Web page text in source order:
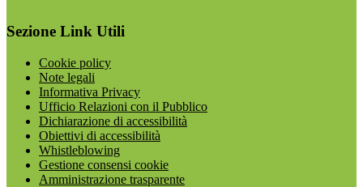
Sezione Link Utili
Cookie policy
Note legali
Informativa Privacy
Ufficio Relazioni con il Pubblico
Dichiarazione di accessibilità
Obiettivi di accessibilità
Whistleblowing
Gestione consensi cookie
Amministrazione trasparente